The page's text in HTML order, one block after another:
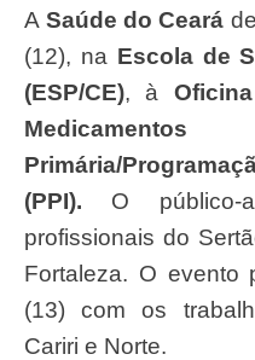
ASaúde do Ceará
(12), na Escola de
(ESP/CE), à
Primária/
(PPI). O público-
profissionais do
Fortaleza. O evento
(13) com os
Cariri e Norte.